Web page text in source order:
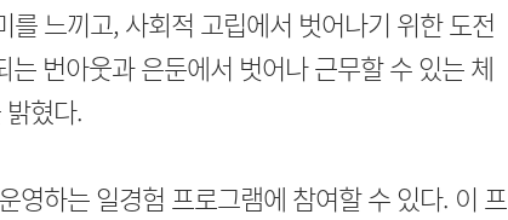
느끼고, 사회적 고립에서 벗어나기 위한 도전
번아웃과 은둔에서 벗어나 근무할 수 있는 체
혔다.
영하는 일경험 프로그램에 참여할 수 있다. 이 프